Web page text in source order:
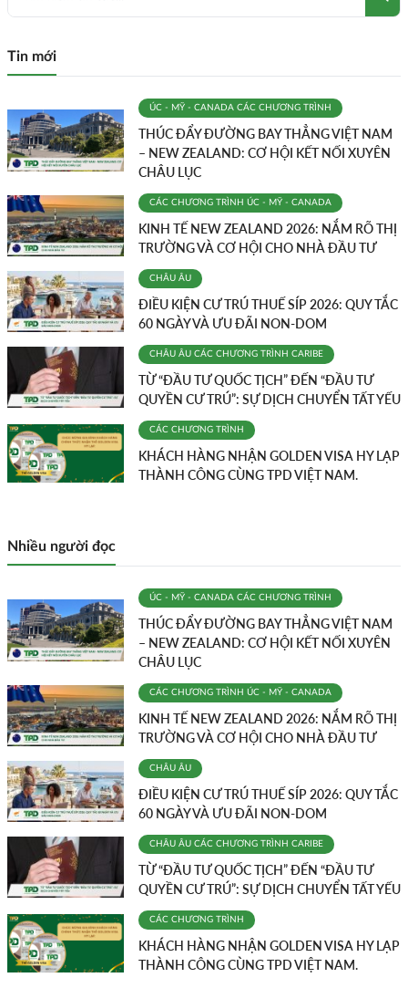
Tin mới
ÚC - MỸ - CANADA CÁC CHƯƠNG TRÌNH
THÚC ĐẨY ĐƯỜNG BAY THẲNG VIỆT NAM
– NEW ZEALAND: CƠ HỘI KẾT NỐI XUYÊN
CHÂU LỤC
CÁC CHƯƠNG TRÌNH ÚC - MỸ - CANADA
KINH TẾ NEW ZEALAND 2026: NẮM RÕ THỊ
TRƯỜNG VÀ CƠ HỘI CHO NHÀ ĐẦU TƯ
CHÂU ÂU
ĐIỀU KIỆN CƯ TRÚ THUẾ SÍP 2026: QUY TẮC
60 NGÀY VÀ ƯU ĐÃI NON-DOM
CHÂU ÂU CÁC CHƯƠNG TRÌNH CARIBE
TỪ “ĐẦU TƯ QUỐC TỊCH” ĐẾN “ĐẦU TƯ
QUYỀN CƯ TRÚ”: SỰ DỊCH CHUYỂN TẤT YẾU
CÁC CHƯƠNG TRÌNH
KHÁCH HÀNG NHẬN GOLDEN VISA HY LẠP
THÀNH CÔNG CÙNG TPD VIỆT NAM.
Nhiều người đọc
ÚC - MỸ - CANADA CÁC CHƯƠNG TRÌNH
THÚC ĐẨY ĐƯỜNG BAY THẲNG VIỆT NAM
– NEW ZEALAND: CƠ HỘI KẾT NỐI XUYÊN
CHÂU LỤC
CÁC CHƯƠNG TRÌNH ÚC - MỸ - CANADA
KINH TẾ NEW ZEALAND 2026: NẮM RÕ THỊ
TRƯỜNG VÀ CƠ HỘI CHO NHÀ ĐẦU TƯ
CHÂU ÂU
ĐIỀU KIỆN CƯ TRÚ THUẾ SÍP 2026: QUY TẮC
60 NGÀY VÀ ƯU ĐÃI NON-DOM
CHÂU ÂU CÁC CHƯƠNG TRÌNH CARIBE
TỪ “ĐẦU TƯ QUỐC TỊCH” ĐẾN “ĐẦU TƯ
QUYỀN CƯ TRÚ”: SỰ DỊCH CHUYỂN TẤT YẾU
CÁC CHƯƠNG TRÌNH
KHÁCH HÀNG NHẬN GOLDEN VISA HY LẠP
THÀNH CÔNG CÙNG TPD VIỆT NAM.